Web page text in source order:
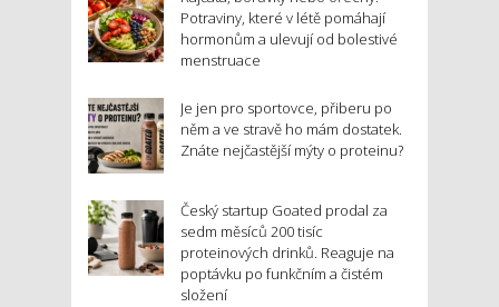
Potraviny, které v létě pomáhají
hormonům a ulevují od bolestivé
menstruace
Je jen pro sportovce, přiberu po
něm a ve stravě ho mám dostatek.
Znáte nejčastější mýty o proteinu?
Český startup Goated prodal za
sedm měsíců 200 tisíc
proteinových drinků. Reaguje na
poptávku po funkčním a čistém
složení